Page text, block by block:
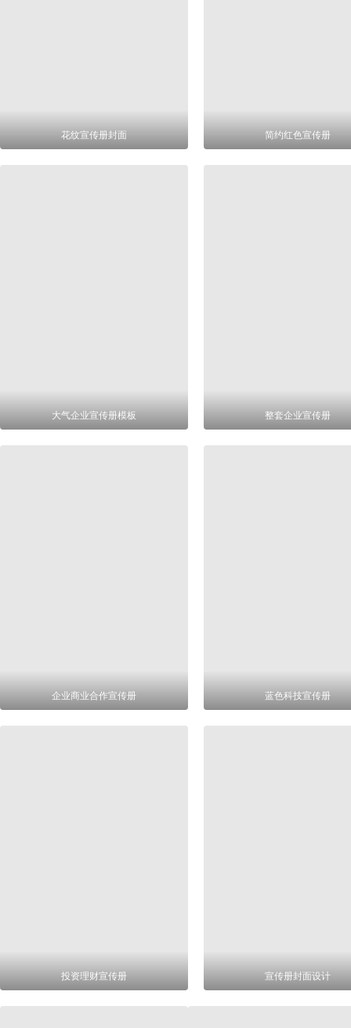
花纹宣传册封面 简约红色宣传册
大气企业宣传册模板 整套企业宣传册
企业商业合作宣传册 蓝色科技宣传册
投资理财宣传册 宣传册封面设计